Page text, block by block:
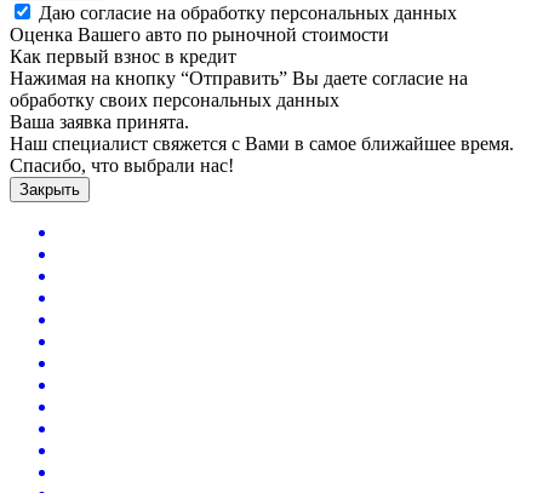
Даю согласие на обработку персональных данных
Оценка Вашего авто по рыночной стоимости
Как первый взнос в кредит
Нажимая на кнопку “Отправить” Вы даете согласие на
обработку своих персональных данных
Ваша заявка принята.
Наш специалист свяжется с Вами в самое ближайшее время.
Спасибо, что выбрали нас!
Закрыть